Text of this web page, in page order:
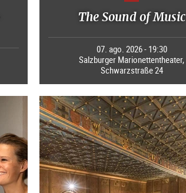
The Sound of Music
07. ago. 2026 - 19:30
Salzburger Marionettentheater,
Schwarzstraße 24